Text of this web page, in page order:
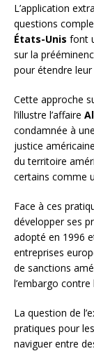
L’application
questions
États-Unis font
sur la
pour étendre
Cette approche
l’illustre l’affaire
condamnée à
justice
du territoire
certains comme
Face à ces
développer ses
adopté en 1996
entreprises
de sanctions
l’embargo contre
La question de
pratiques pour
naviguer entre